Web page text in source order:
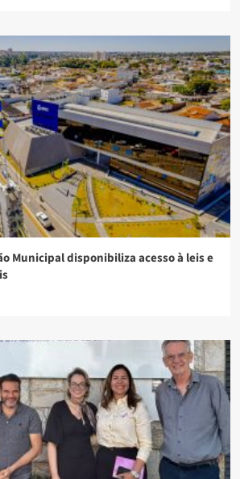
Municipal disponibiliza acesso à leis e